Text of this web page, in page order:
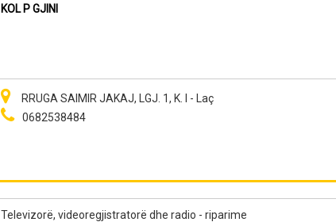
KOL P GJINI
RRUGA SAIMIR JAKAJ, LGJ. 1, K. I - Laç
0682538484
Televizorë, videoregjistratorë dhe radio - riparime